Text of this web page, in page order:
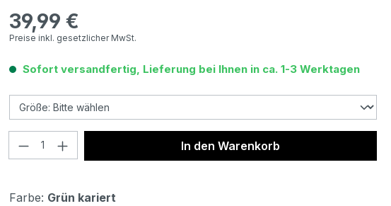
Regulärer Preis:
39,99 €
Preise inkl. gesetzlicher MwSt.
Sofort versandfertig, Lieferung bei Ihnen in ca. 1-3 Werktagen
Produkt Anzahl: Gib den gewünschten Wert
In den Warenkorb
Farbe: Grün kariert